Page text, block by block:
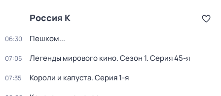
Россия К
06:30 Пешком...
07:05 Легенды мирового кино. Сезон 1. Серия 45-я
07:35 Короли и капуста. Серия 1-я